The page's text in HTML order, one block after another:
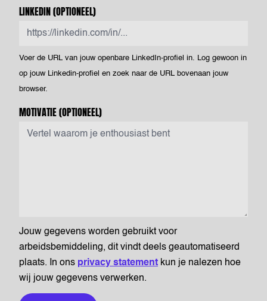
LINKEDIN(OPTIONEEL)
Voer de URL van jouw openbare LinkedIn-profiel in. Log gewoon in
op jouw Linkedin-profiel en zoek naar de URL bovenaan jouw
browser.
MOTIVATIE(OPTIONEEL)
Jouw gegevens worden gebruikt voor
arbeidsbemiddeling, dit vindt deels geautomatiseerd
plaats. In ons privacy statement kun je nalezen hoe
wij jouw gegevens verwerken.